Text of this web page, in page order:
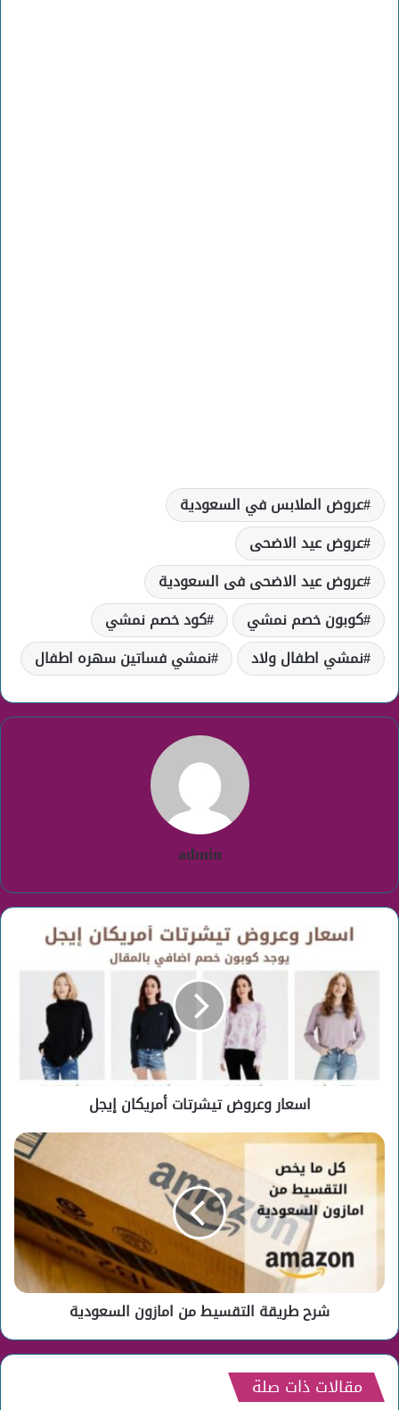
عروض الملابس في السعودية
عروض عيد الاضحى
عروض عيد الاضحى فى السعودية
كوبون خصم نمشي
كود خصم نمشي
نمشي اطفال ولاد
نمشي فساتين سهره اطفال
admin
تيشرتات
أمريكان
اسعار وعروض تيشرتات أمريكان إيجل
شرح
طريقة
التقسيط
من
امازون
السعودية
شرح طريقة التقسيط من امازون السعودية
مقالات ذات صلة